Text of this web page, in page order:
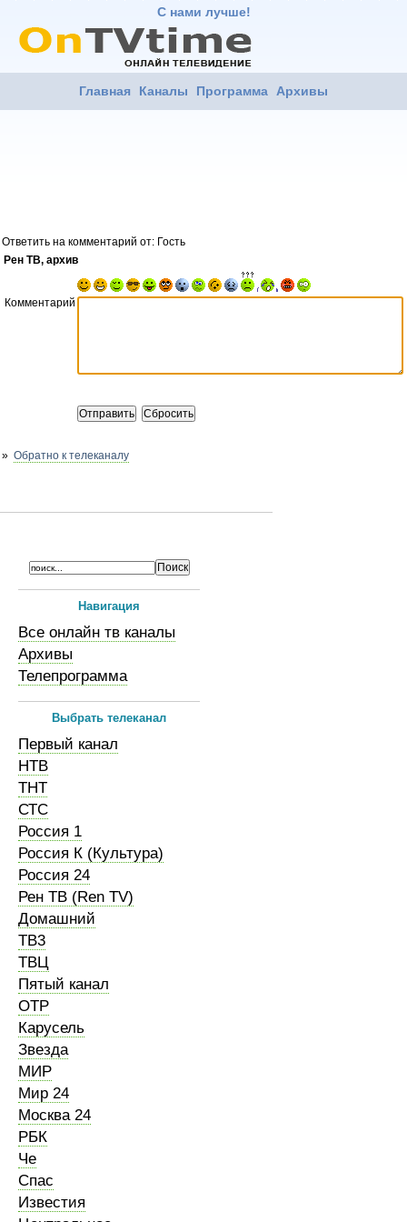
С нами лучше!
Главная Каналы Программа Архивы
Ответить на комментарий от: Гость
Рен ТВ, архив
Комментарий
» Обратно к телеканалу
Навигация
Все онлайн тв каналы
Архивы
Телепрограмма
Выбрать телеканал
Первый канал
НТВ
ТНТ
СТС
Россия 1
Россия К (Культура)
Россия 24
Рен ТВ (Ren TV)
Домашний
ТВ3
ТВЦ
Пятый канал
ОТР
Карусель
Звезда
МИР
Мир 24
Москва 24
РБК
Че
Спас
Известия